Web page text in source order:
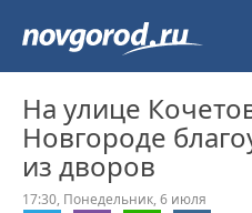
На улице
Новгороде
из дворов
17:30, Понедельник, 6 июля